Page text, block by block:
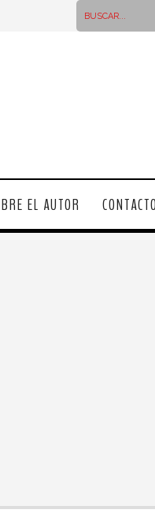
EL AUTOR CONTACTO